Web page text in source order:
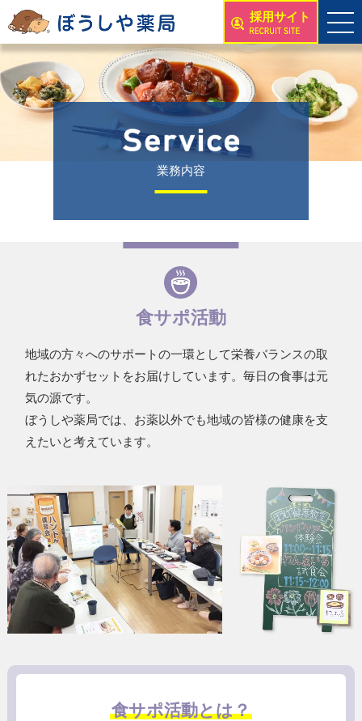
採用サイト
業務内容
食サポ活動
地域の方々へのサポートの一環として栄養バランスの取
れたおかずセット をお届けしています。毎日の食事は元
気の源です。
ぼうしや薬局では、お薬以外でも地域の皆様の健康を支
えたいと考えています。
食サポ活動とは？